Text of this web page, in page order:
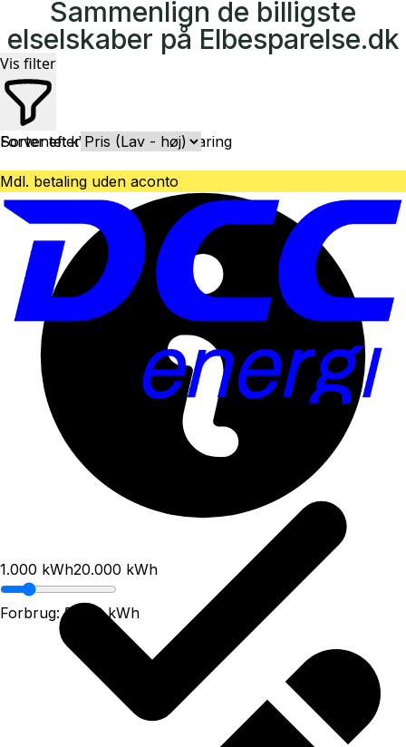
Sammenlign de billigste
elselskaber på Elbesparelse.dk
Vis filter
Forventet kWh-forbrugForklaring
1.000 kWh20.000 kWh
Forbrug:5.000 kWh
Sorter efter
Mdl. betaling uden aconto